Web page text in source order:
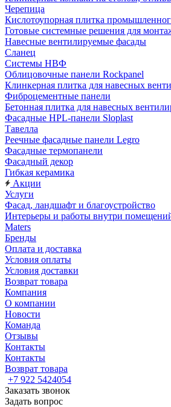
Черепица
Кислотоупорная плитка
Готовые системные решения для
Навесные вентилируемые фасады
Сланец
Системы НВФ
Облицовочные панели Rockpanel
Клинкерная плитка для навесных
Фиброцементные панели
Бетонная плитка для навесных
Фасадные HPL-панели Sloplast
Тавелла
Реечные фасадные панели Legro
Фасадные термопанели
Фасадный декор
Гибкая керамика
Акции
Услуги
Фасад, ландшафт и благоустройство
Интерьеры и работы внутри
Maters
Бренды
Оплата и доставка
Условия оплаты
Условия доставки
Возврат товара
Компания
О компании
Новости
Команда
Отзывы
Контакты
Контакты
Возврат товара
+7 922 5424054
Заказать звонок
Задать вопрос